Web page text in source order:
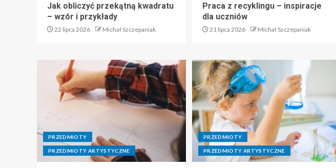
Jak obliczyć przekątną kwadratu
– wzór i przykłady
22 lipca 2026 Michał Szczepaniak
Praca z recyklingu – inspiracje
dla uczniów
21 lipca 2026 Michał Szczepaniak
PRZEDMIOTY
PRZEDMIOTY ARTYSTYCZNE
PRZEDMIOTY
PRZEDMIOTY ARTYSTYCZNE